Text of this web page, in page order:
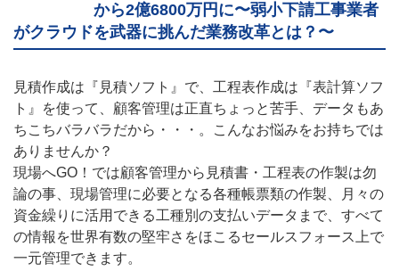
から2億6800万円に〜弱小下請工事業者
がクラウドを武器に挑んだ業務改革とは？〜
見積作成は『見積ソフト』で、工程表作成は『表計算ソフ
ト』を使って、顧客管理は正直ちょっと苦手、データもあ
ちこちバラバラだから・・・。こんなお悩みをお持ちでは
ありませんか？
現場へGO！では顧客管理から見積書・工程表の作製は勿
論の事、現場管理に必要となる各種帳票類の作製、月々の
資金繰りに活用できる工種別の支払いデータまで、すべて
の情報を世界有数の堅牢さをほこるセールスフォース上で
一元管理できます。